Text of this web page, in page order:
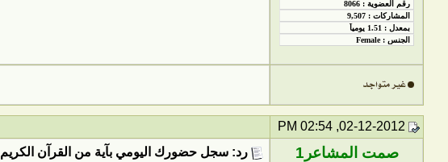
صمت المشاعر1 رد: سجل حضورك اليومي بآية من القرآن الكريم